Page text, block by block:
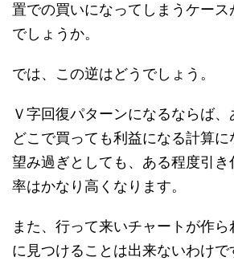
置での買いになってしまうケー
でしょうか。
では、この逆はどうでしょう。
Ｖ字回復パターンになるならば
どこで買っても利益になる計算
望み過ぎとしても、ある程度引
率はかなり高くなります。
また、行って来いチャートが作
に見つけることは出来ないわけ